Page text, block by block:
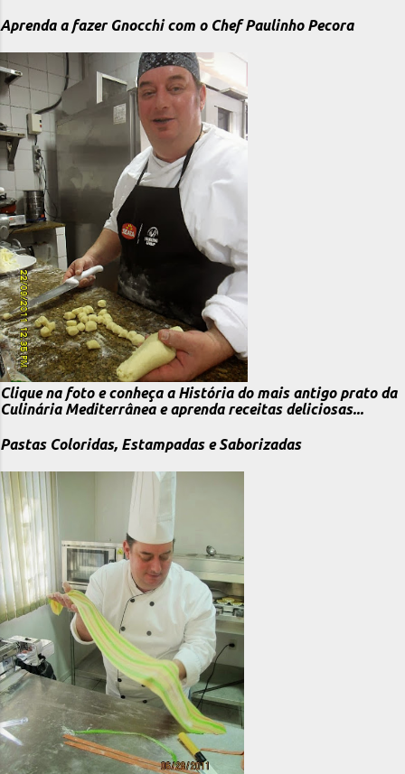
Aprenda a fazer Gnocchi com o Chef Paulinho Pecora
Clique na foto e conheça a História do mais antigo prato da
Culinária Mediterrânea e aprenda receitas deliciosas...
Pastas Coloridas, Estampadas e Saborizadas